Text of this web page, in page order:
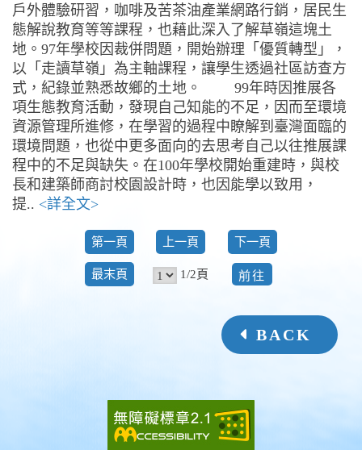
戶外體驗研習，咖啡及苦茶油產業網路行銷，居民生
態解說教育等等課程，也藉此深入了解草嶺這塊土
地。97年學校因裁併問題，開始辦理「優質轉型」，
以「走讀草嶺」為主軸課程，讓學生透過社區訪查方
式，紀錄並熟悉故鄉的土地。 99年時因推展各
項生態教育活動，發現自己知能的不足，因而至環境
資源管理所進修，在學習的過程中瞭解到臺灣面臨的
環境問題，也從中更多面向的去思考自己以往推展課
程中的不足與缺失。在100年學校開始重建時，與校
長和建築師商討校園設計時，也因能學以致用，
提.. <詳全文>
第一頁 上一頁 下一頁
最末頁 1/2頁
BACK